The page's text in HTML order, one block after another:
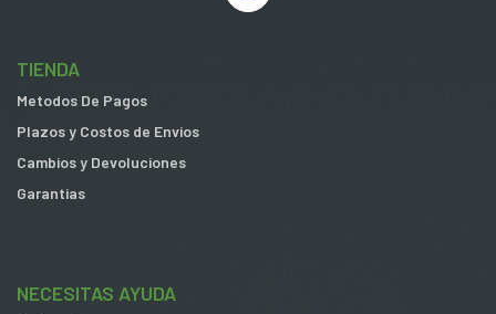
TIENDA
Metodos De Pagos
Plazos y Costos de Envios
Cambios y Devoluciones
Garantias
NECESITAS AYUDA